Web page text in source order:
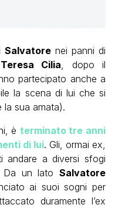
Salvatore nei panni di
Teresa Cilia , dopo il
partecipato anche a
la scena di lui che si
la sua amata).
è terminato tre anni
di lui. Gli, ormai ex,
andare a diversi sfogi
Da un lato Salvatore
ai suoi sogni per
duramente l’ex